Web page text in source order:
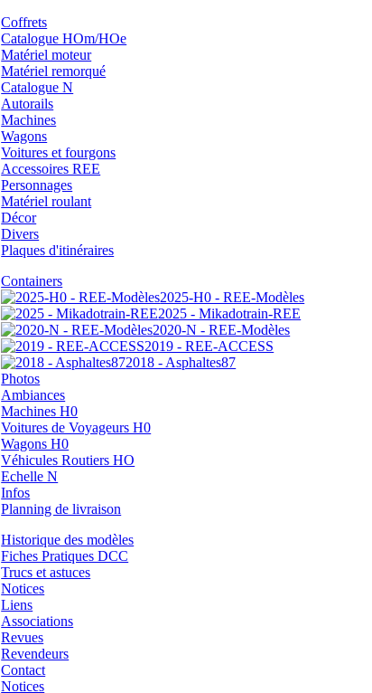
Coffrets
Catalogue HOm/HOe
Matériel moteur
Matériel remorqué
Catalogue N
Autorails
Machines
Wagons
Voitures et fourgons
Accessoires REE
Personnages
Matériel roulant
Décor
Divers
Plaques d'itinéraires
Containers
2025-H0 - REE-Modèles
2025 - Mikadotrain-REE
2020-N - REE-Modèles
2019 - REE-ACCESS
2018 - Asphaltes87
Photos
Ambiances
Machines H0
Voitures de Voyageurs H0
Wagons H0
Véhicules Routiers HO
Echelle N
Infos
Planning de livraison
Historique des modèles
Fiches Pratiques DCC
Trucs et astuces
Notices
Liens
Associations
Revues
Revendeurs
Contact
Notices